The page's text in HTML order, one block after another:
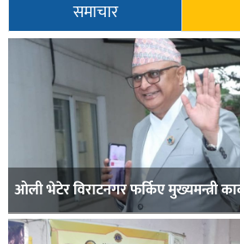
समाचार
ओली भेटेर विराटनगर फर्किए मुख्यमन्त्री